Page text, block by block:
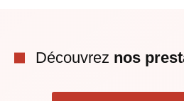
Découvrez nos